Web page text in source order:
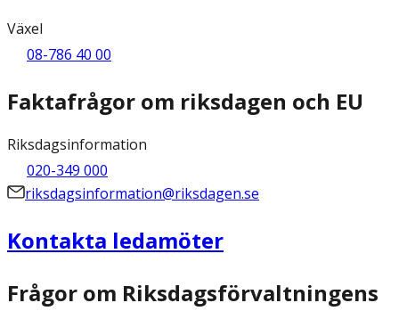
Växel
08-786 40 00
Faktafrågor om riksdagen och EU
Riksdagsinformation
020-349 000
riksdagsinformation@riksdagen.se
Kontakta ledamöter
Frågor om Riksdagsförvaltningens